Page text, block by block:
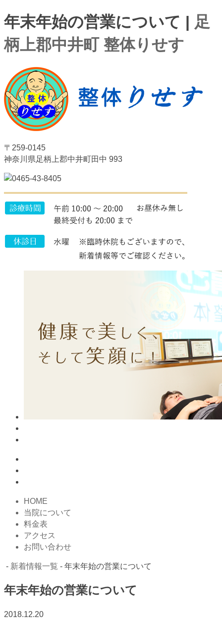
年末年始の営業について | 足
柄上郡中井町 整体りせす
〒259-0145
神奈川県足柄上郡中井町田中 993
HOME
当院について
料金表
アクセス
お問い合わせ
- 新着情報一覧 - 年末年始の営業について
年末年始の営業について
2018.12.20